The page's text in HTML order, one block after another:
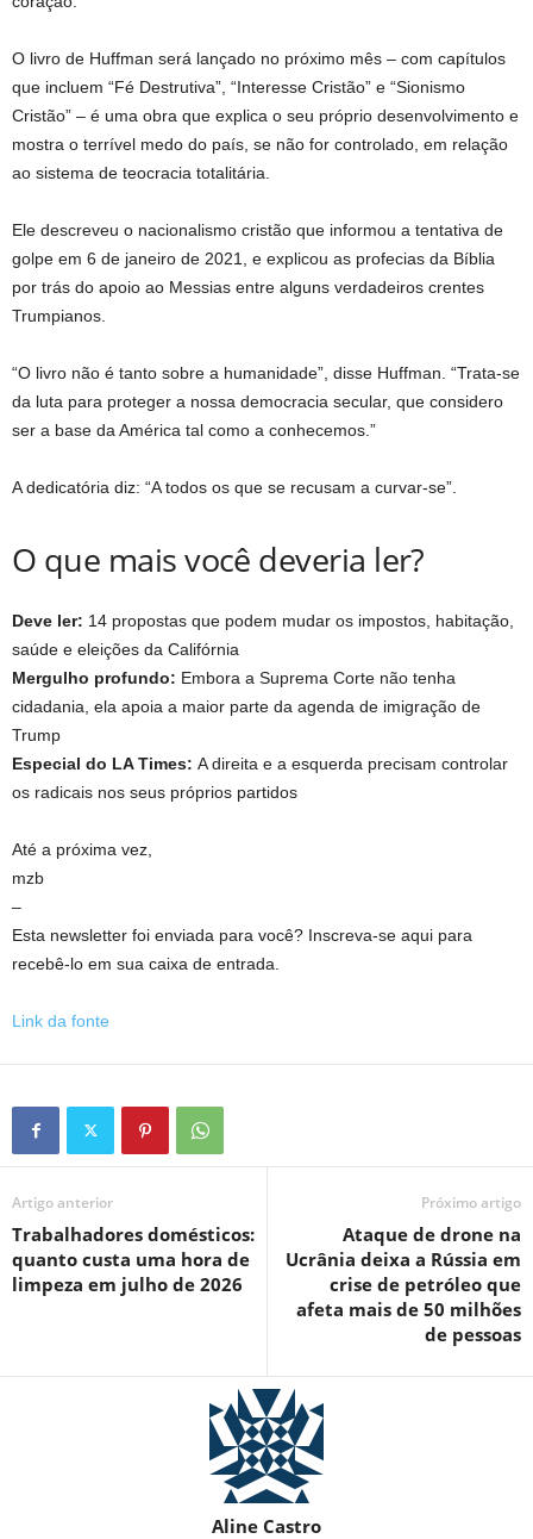
O livro de Huffman será lançado no próximo mês – com capítulos
que incluem “Fé Destrutiva”, “Interesse Cristão” e “Sionismo
Cristão” – é uma obra que explica o seu próprio desenvolvimento e
mostra o terrível medo do país, se não for controlado, em relação
ao sistema de teocracia totalitária.
Ele descreveu o nacionalismo cristão que informou a tentativa de
golpe em 6 de janeiro de 2021, e explicou as profecias da Bíblia
por trás do apoio ao Messias entre alguns verdadeiros crentes
Trumpianos.
“O livro não é tanto sobre a humanidade”, disse Huffman. “Trata-se
da luta para proteger a nossa democracia secular, que considero
ser a base da América tal como a conhecemos.”
A dedicatória diz: “A todos os que se recusam a curvar-se”.
O que mais você deveria ler?
Deve ler: 14 propostas que podem mudar os impostos, habitação,
saúde e eleições da Califórnia
Mergulho profundo: Embora a Suprema Corte não tenha
cidadania, ela apoia a maior parte da agenda de imigração de
Trump
Especial do LA Times: A direita e a esquerda precisam controlar
os radicais nos seus próprios partidos
Até a próxima vez,
mzb
–
Esta newsletter foi enviada para você? Inscreva-se aqui para
recebê-lo em sua caixa de entrada.
Link da fonte
Artigo anterior
Trabalhadores domésticos:
quanto custa uma hora de
limpeza em julho de 2026
Próximo artigo
Ataque de drone na
Ucrânia deixa a Rússia em
crise de petróleo que
afeta mais de 50 milhões
de pessoas
Aline Castro